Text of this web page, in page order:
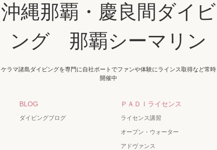
沖縄那覇・慶良間ダイビ
ング 那覇シーマリン
ケラマ諸島ダイビングを専門に自社ボートでファンや体験にラインス取得など常時
開催中
BLOG
ダイビングブログ
ＰＡＤＩライセンス
ライセンス講習
オープン・ウォーター
アドヴァンス